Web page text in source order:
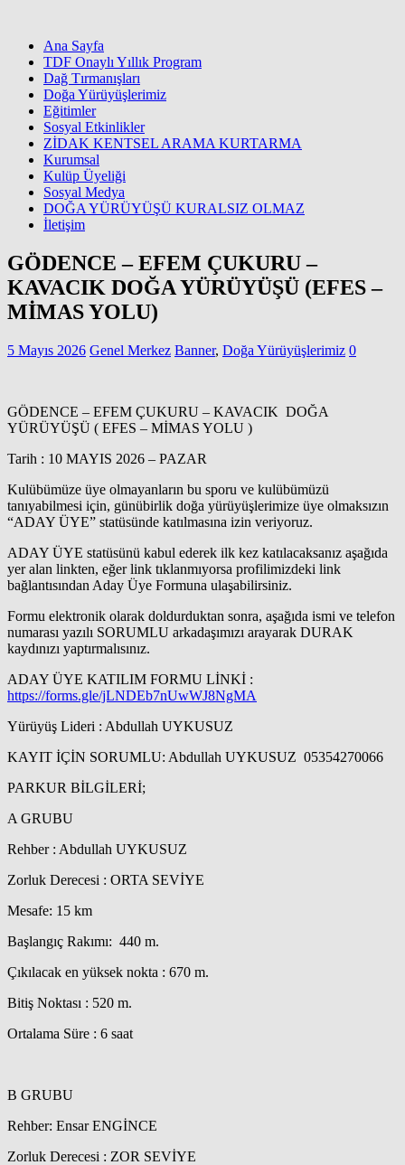
Ana Sayfa
TDF Onaylı Yıllık Program
Dağ Tırmanışları
Doğa Yürüyüşlerimiz
Eğitimler
Sosyal Etkinlikler
ZİDAK KENTSEL ARAMA KURTARMA
Kurumsal
Kulüp Üyeliği
Sosyal Medya
DOĞA YÜRÜYÜŞÜ KURALSIZ OLMAZ
İletişim
GÖDENCE – EFEM ÇUKURU –
KAVACIK DOĞA YÜRÜYÜŞÜ (EFES –
MİMAS YOLU)
5 Mayıs 2026 Genel Merkez Banner, Doğa Yürüyüşlerimiz 0
GÖDENCE – EFEM ÇUKURU – KAVACIK DOĞA
YÜRÜYÜŞÜ ( EFES – MİMAS YOLU )
Tarih : 10 MAYIS 2026 – PAZAR
Kulübümüze üye olmayanların bu sporu ve kulübümüzü
tanıyabilmesi için, günübirlik doğa yürüyüşlerimize üye olmaksızın
“ADAY ÜYE” statüsünde katılmasına izin veriyoruz.
ADAY ÜYE statüsünü kabul ederek ilk kez katılacaksanız aşağıda
yer alan linkten, eğer link tıklanmıyorsa profilimizdeki link
bağlantısından Aday Üye Formuna ulaşabilirsiniz.
Formu elektronik olarak doldurduktan sonra, aşağıda ismi ve telefon
numarası yazılı SORUMLU arkadaşımızı arayarak DURAK
kaydınızı yaptırmalısınız.
ADAY ÜYE KATILIM FORMU LİNKİ :
https://forms.gle/jLNDEb7nUwWJ8NgMA
Yürüyüş Lideri : Abdullah UYKUSUZ
KAYIT İÇİN SORUMLU: Abdullah UYKUSUZ 05354270066
PARKUR BİLGİLERİ;
A GRUBU
Rehber : Abdullah UYKUSUZ
Zorluk Derecesi : ORTA SEVİYE
Mesafe: 15 km
Başlangıç Rakımı: 440 m.
Çıkılacak en yüksek nokta : 670 m.
Bitiş Noktası : 520 m.
Ortalama Süre : 6 saat
B GRUBU
Rehber: Ensar ENGİNCE
Zorluk Derecesi : ZOR SEVİYE